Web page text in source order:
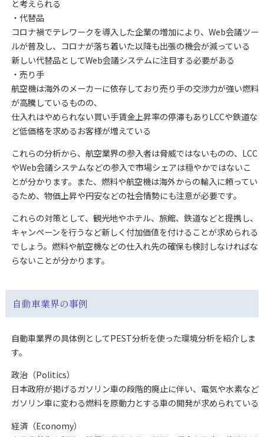
と考えられる
・代替品
コロナ禍でテレワークを導入した企業の増加により、Web会議ツー
ルが普及し、コロナが落ち着いた以降も出張の機会が減っている
新しい代替品としてWeb会議システムに注目する必要がある
・売り手
航空機は海外のメーカーに依存しており売り手の交渉力が強い燃料
が高騰しているものの、
仕入れはやめられない買い手賃金上昇率の停滞もありLCCや鉄道な
ど低価格を求めるお客様が増えている
これらの分析から、航空業界の参入者は脅威ではないものの、LCC
やWeb会議システムなどの参入で市場シェアは穏やかではないこ
とが分かります。また、燃料や航空機は海外からの輸入に頼ってい
るため、物価上昇や円安などの社会情勢にも注意が必要です。
これらの対策として、観光地やホテル、旅館、鉄道などと提携し、
キャンペーンを行うなど新しく付加価値を付けることが求められる
でしょう。燃料や航空機などの仕入れ先の確保も検討しなければな
らないことが分かります。
自動車業界の事例
自動車業界の具体例としてPEST分析を使った環境分析を紹介しま
す。
政治（Politics）
日本政府が掲げるガソリン車の段階的廃止に伴い、電気や水素など
ガソリン車に変わる燃料を原動力とする車の開発が求められている
経済（Economy）